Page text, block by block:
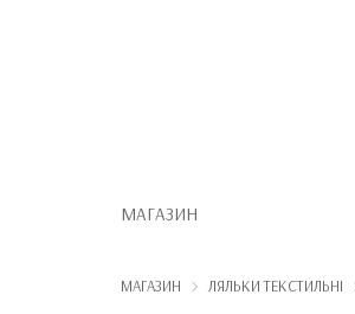
МАГАЗИН
МАГАЗИН ЛЯЛЬКИ ТЕКСТИЛЬНІ